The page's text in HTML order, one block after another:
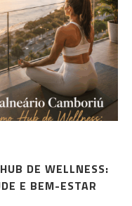
DE WELLNESS:
E BEM-ESTAR